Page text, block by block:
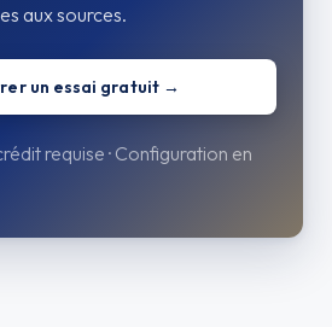
aux sources.
un essai gratuit →
requise · Configuration en